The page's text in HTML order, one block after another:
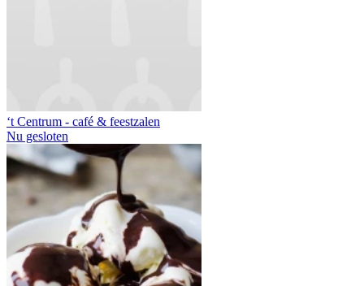
‘t Centrum - café & feestzalen
Nu gesloten